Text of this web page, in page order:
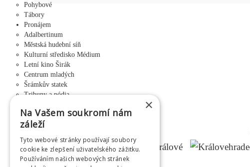
Pohybové
Tábory
Pronájem
Adalbertinum
Městská hudební síň
Kulturní středisko Médium
Letní kino Širák
Centrum mladých
Šrámkův statek
Tribuny a pódia
Výběrová řízení
O HKVS
GDPR
Informace o souborech cookies
×
Na Vašem soukromí nám
záleží
Tyto webové stránky používají soubory
cookie ke zlepšení uživatelského zážitku.
Používáním našich webových stránek